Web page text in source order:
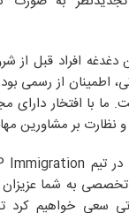
دغدغه‌ افراد قبل از
اطمینان از رسمی
با افتخار دارای
بر مشاورین
تخصصی به شما
سعی خواهیم کرد